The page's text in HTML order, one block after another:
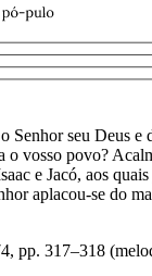
Senhor seu Deus e
o vosso povo?
e Jacó, aos
aplacou-se do
pp. 317–318